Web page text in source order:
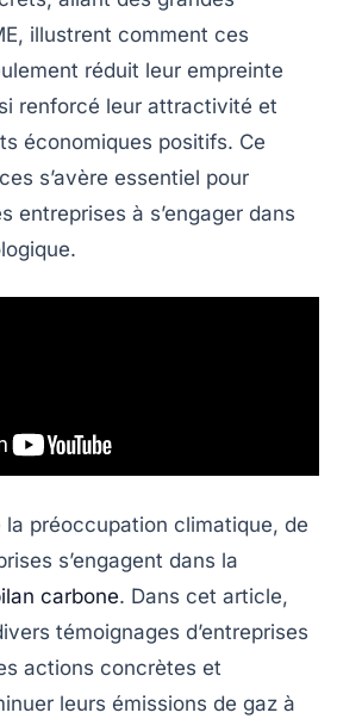
, illustrent comment ces
réduit leur empreinte
renforcé leur attractivité et
économiques positifs. Ce
s’avère essentiel pour
entreprises à s’engager dans
la préoccupation climatique, de
s’engagent dans la
carbone. Dans cet article,
témoignages d’entreprises
actions concrètes et
leurs émissions de gaz à